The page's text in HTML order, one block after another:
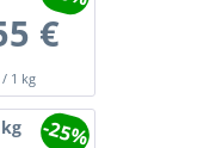
€
/ 1 kg
kg -25%